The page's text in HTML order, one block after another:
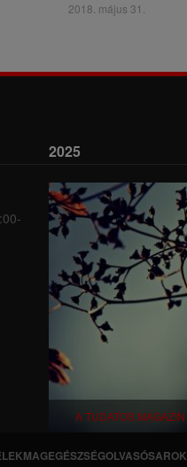
2018. május 31.
2025
A TUDATOS
EGÉSZSÉGOLVASÓSAROK